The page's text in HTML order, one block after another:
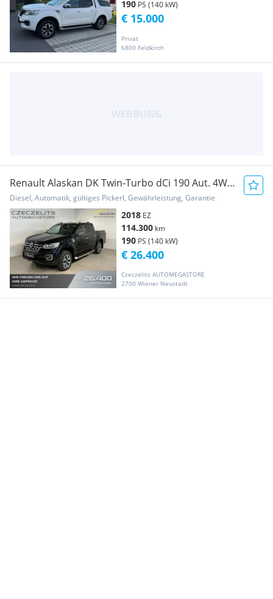
190 PS (140 kW)
Privat
6800 Feldkirch
€ 15.000
Renault Alaskan DK Twin-Turbo dCi 190 Aut. 4WD
Intens Pickup
Diesel, Automatik, gültiges Pickerl, Gewährleistung, Garantie
2018 EZ
114.300 km
190 PS (140 kW)
Czeczelits AUTOMEGASTORE
2700 Wiener Neustadt
€ 26.400